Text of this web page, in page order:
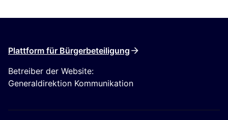
Plattform für Bürgerbeteiligung
Betreiber der Website:
Generaldirektion Kommunikation